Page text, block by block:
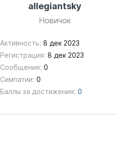
allegiantsky
Новичок
Активность: 8 дек 2023
Регистрация: 8 дек 2023
Сообщения: 0
Симпатии: 0
Баллы за достижения: 0